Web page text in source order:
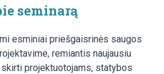
seminarą
esminiai priešgaisrinės saugos
remiantis naujausiu
projektuotojams, statybos